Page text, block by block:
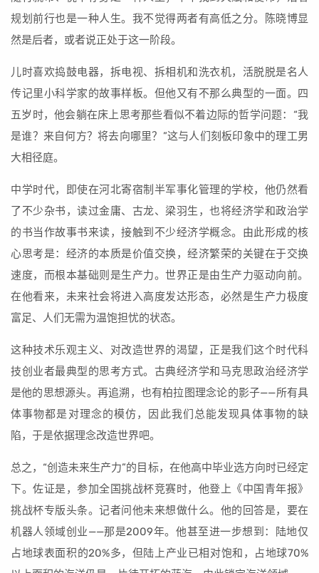
规划前行也是一种人生。我不觉得两者有高低之分。陈晓博显
然是后者，或者说正处于这一阶段。
儿时喜欢捣鼓电器，拆电视、拆相机和洗衣机，活脱脱是名人
传记里小科学家的故事样板。但他又有不那么典型的一面。四
五岁时，他会躺在床上思考那些看似不着边际的哲学问题：“我
是谁？来自何方？将去向哪里？”这与人们刻板印象中的理工男
大相径庭。
中学时代，即使在河北寄宿制半军事化管理的学校，他仍然看
了不少杂书，读过金庸、古龙、梁羽生，也将经济学和政治学
的书当作故事书来读，接触到不少经济学概念。由此形成的核
心思考是：经济的本质是价值交换，经济繁荣的关键在于交换
速度，而根本基础则是生产力。世界正是由生产力驱动向前。
在他看来，未来社会将进入高度发达形态，必然是生产力极度
富足、人们无需为温饱担忧的状态。
这种技术乐观主义、对改造世界的渴望，正是我们这个时代科
技创业者最典型的思考方式。古典经济学和马克思政治经济学
是他的思想源头。再追溯，也有柏拉图理念论的影子——所有具
体事物都是对理念的模仿，因此我们总能发现具体事物的缺
陷，于是依据理念改造世界吧。
总之，“创造未来生产力”的目标，在他高中毕业选方向时已经定
下。佐证是，参加全国挑战杯竞赛时，他登上《中国青年报》
挑战杯专版头条。记者问他未来想做什么。他的回答是，要在
机器人领域创业——那是2009年。他甚至进一步想到：陆地仅
占地球表面积的20%多，但陆上产业已相对饱和，占地球70%